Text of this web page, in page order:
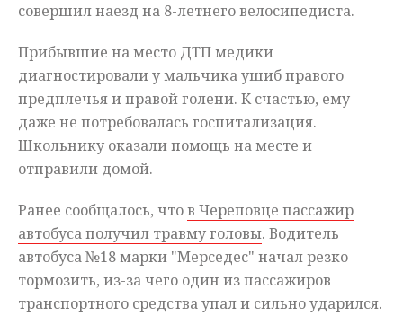
совершил наезд на 8-летнего велосипедиста.
Прибывшие на место ДТП медики
диагностировали у мальчика ушиб правого
предплечья и правой голени. К счастью, ему
даже не потребовалась госпитализация.
Школьнику оказали помощь на месте и
отправили домой.
Ранее сообщалось, чтов Череповце пассажир
автобуса получил травму головы. Водитель
автобуса №18 марки "Мерседес" начал резко
тормозить, из-за чего один из пассажиров
транспортного средства упал и сильно ударился.